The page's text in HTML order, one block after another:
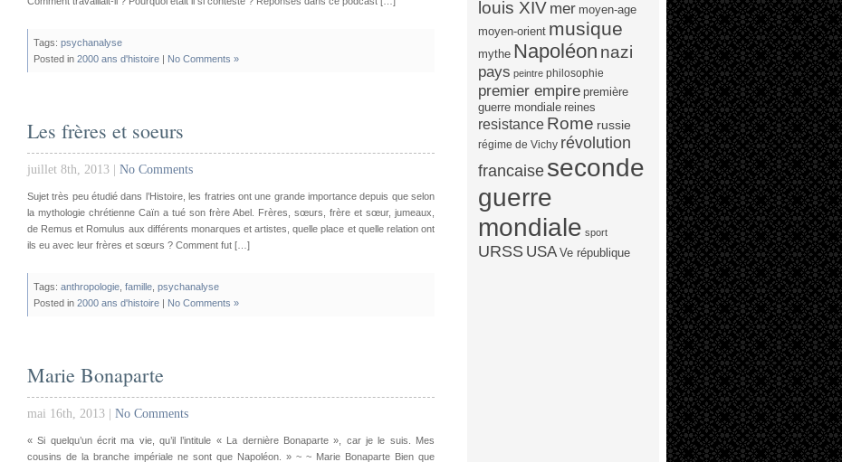
Tags: psychanalyse
Posted in 2000 ans d'histoire | No Comments »
Les frères et soeurs
juillet 8th, 2013 | No Comments
Sujet très peu étudié dans l’Histoire, les fratries ont une grande importance depuis que selon
la mythologie chrétienne Caïn a tué son frère Abel. Frères, sœurs, frère et sœur, jumeaux,
de Remus et Romulus aux différents monarques et artistes, quelle place et quelle relation ont
ils eu avec leur frères et sœurs ? Comment fut […]
Tags: anthropologie famille psychanalyse
Posted in 2000 ans d'histoire | No Comments »
Marie Bonaparte
mai 16th, 2013 | No Comments
« Si quelqu’un écrit ma vie, qu’il l’intitule « La dernière Bonaparte », car je le suis. Mes
cousins de la branche impériale ne sont que Napoléon. » ~ ~ Marie Bonaparte Bien que
louis XIV mer moyen-age
moyen-orient musique
mythe Napoléon nazi
pays peintre philosophie
premier empire première
guerre mondiale reines
resistance Rome russie
régime de Vichy révolution
francaise seconde
guerre
mondiale sport
URSS USA Ve république